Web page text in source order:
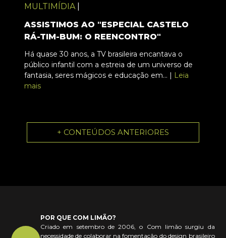
MULTIMÍDIA
ASSISTIMOS AO "ESPECIAL CASTELO
RÁ-TIM-BUM: O REENCONTRO"
Há quase 30 anos, a TV brasileira encantava o
público infantil com a estreia de um universo de
fantasia, seres mágicos e educação em... | Leia
mais
+ CONTEÚDOS ANTERIORES
POR QUE COM LIMÃO?
Criado em setembro de 2006, o Com limão surgiu da
necessidade de colaborar na fomentação do design brasileiro